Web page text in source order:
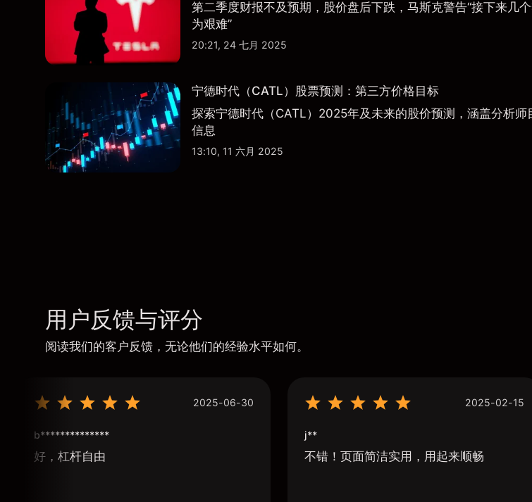
第二季度财报不及预期，股价盘后下跌，马斯克警告“接下来几
为艰难”
20:21, 24 七月 2025
宁德时代（CATL）股票预测：第三方价格目标
探索宁德时代（CATL）2025年及未来的股价预测，涵盖分析师
信息
13:10, 11 六月 2025
用户反馈与评分
阅读我们的客户反馈，无论他们的经验水平如何。
2025-06-30
b**************
好，杠杆自由
2025-02-15
j**
不错！页面简洁实用，用起来顺畅